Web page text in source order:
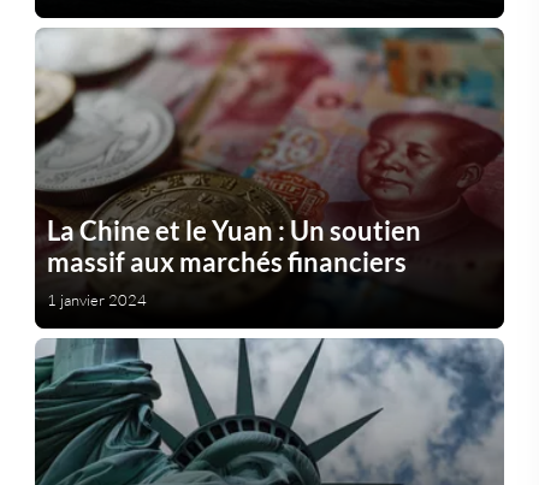
La Chine et le Yuan : Un soutien
massif aux marchés financiers
1 janvier 2024